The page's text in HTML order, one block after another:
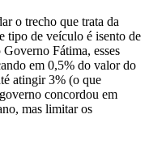
o trecho que trata da
tipo de veículo é isento de
Fátima, esses
em 0,5% do valor do
atingir 3% (o que
concordou em
mas limitar os